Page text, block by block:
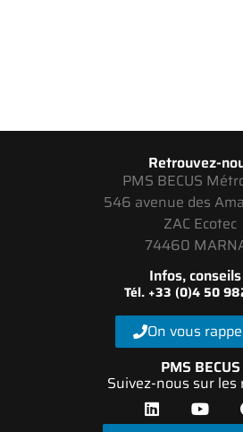
Retrouvez-
PMS BECUS
546 avenue des
ZAC Ecotec
74460
Infos,
Tél. +33 (0)4 50
On vous
PMS BECUS
Suivez-nous sur les